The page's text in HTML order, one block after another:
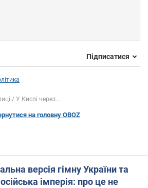
Підписатися
У Києві через...
на головну OBOZ
версія гімну України та
імперія: про це не